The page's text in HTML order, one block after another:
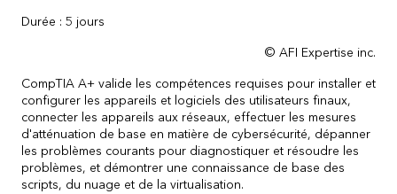
Durée : 5 jours
© AFI Expertise inc.
CompTIA A+ valide les compétences requises pour installer et
configurer les appareils et logiciels des utilisateurs finaux,
connecter les appareils aux réseaux, effectuer les mesures
d'atténuation de base en matière de cybersécurité, dépanner
les problèmes courants pour diagnostiquer et résoudre les
problèmes, et démontrer une connaissance de base des
scripts, du nuage et de la virtualisation.